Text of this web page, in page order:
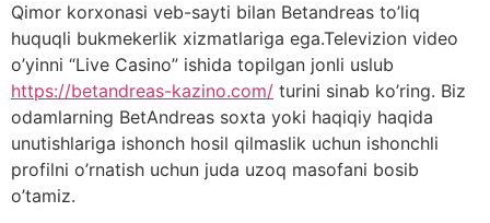
Qimor korxonasi veb-sayti bilan Betandreas to’liq
huquqli bukmekerlik xizmatlariga ega.Televizion video
o’yinni “Live Casino” ishida topilgan jonli uslub
https://betandreas-kazino.com/ turini sinab ko’ring. Biz
odamlarning BetAndreas soxta yoki haqiqiy haqida
unutishlariga ishonch hosil qilmaslik uchun ishonchli
profilni o’rnatish uchun juda uzoq masofani bosib
o’tamiz.